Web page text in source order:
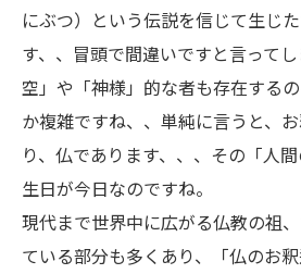
にぶつ）という伝説を信じて生じ
す、、冒頭で間違いですと言って
空」や「神様」的な者も存在する
か複雑ですね、、単純に言うと、
り、仏であります、、、その「人
生日が今日なのですね。
現代まで世界中に広がる仏教の祖
ている部分も多くあり、「仏のお